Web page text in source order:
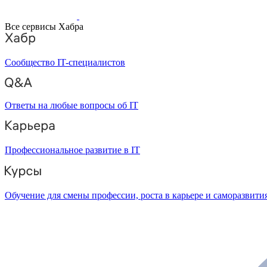
Все сервисы Хабра
Сообщество IT-специалистов
Ответы на любые вопросы об IT
Профессиональное развитие в IT
Обучение для смены профессии, роста в карьере и